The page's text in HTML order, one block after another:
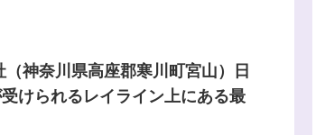
神奈川県高座郡寒川町宮山）日
けられるレイライン上にある最